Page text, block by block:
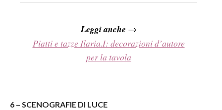
Leggi anche →
Piatti e tazze Ilaria.I: decorazioni d’autore
per la tavola
6 – SCENOGRAFIE DI LUCE